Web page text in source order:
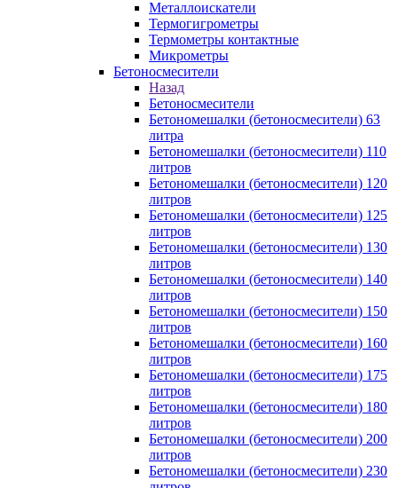
Металлоискатели
Термогигрометры
Термометры контактные
Микрометры
Бетоносмесители
Назад
Бетоносмесители
Бетономешалки (бетоносмесители) 63
литра
Бетономешалки (бетоносмесители) 110
литров
Бетономешалки (бетоносмесители) 120
литров
Бетономешалки (бетоносмесители) 125
литров
Бетономешалки (бетоносмесители) 130
литров
Бетономешалки (бетоносмесители) 140
литров
Бетономешалки (бетоносмесители) 150
литров
Бетономешалки (бетоносмесители) 160
литров
Бетономешалки (бетоносмесители) 175
литров
Бетономешалки (бетоносмесители) 180
литров
Бетономешалки (бетоносмесители) 200
литров
Бетономешалки (бетоносмесители) 230